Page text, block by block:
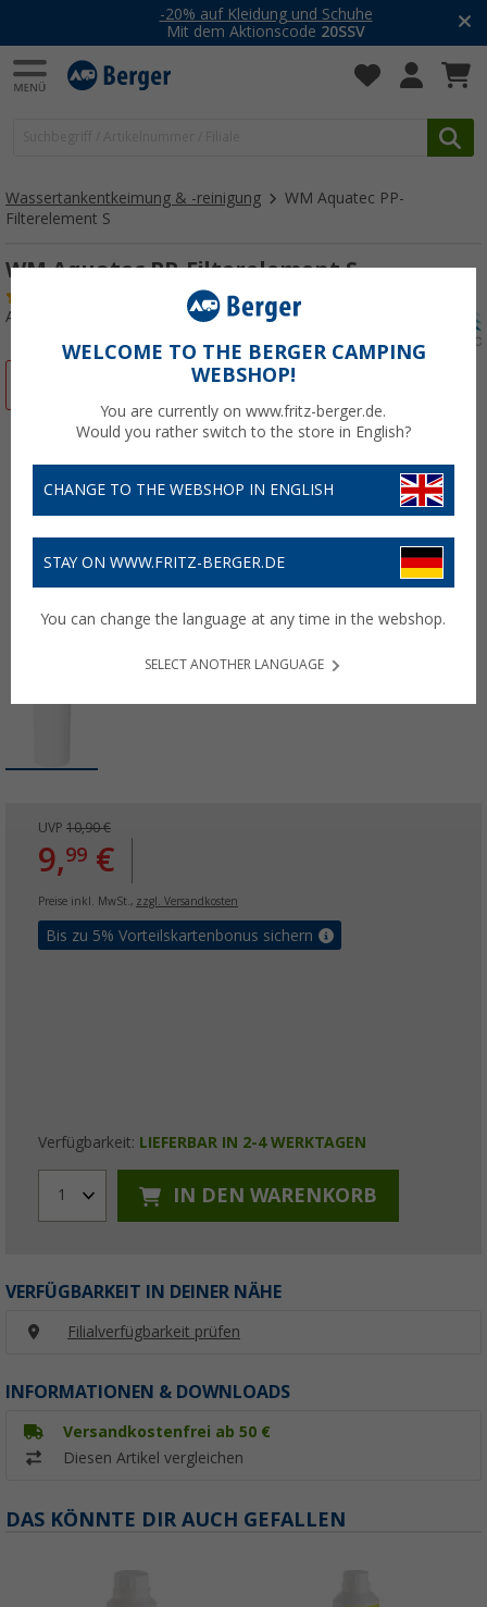
-20% auf Kleidung und Schuhe
Mit dem Aktionscode20SSV
Wassertankentkeimung & -reinigung
WM Aquatec PP-
Filterelement S
WM Aquatec PP-Filterelement S
Art.-Nr.: 277100
UVP 10,90 €
9,99 €
Preise inkl. MwSt., zzgl. Versandkosten
Bis zu 5% Vorteilskartenbonus sichern
Verfügbarkeit: LIEFERBAR IN 2-4 WERKTAGEN
1 IN DEN WARENKORB
VERFÜGBARKEIT IN DEINER NÄHE
Filialverfügbarkeit prüfen
INFORMATIONEN & DOWNLOADS
Versandkostenfrei ab 50 €
Diesen Artikel vergleichen
DAS KÖNNTE DIR AUCH GEFALLEN
WELCOME TO THE BERGER CAMPING
WEBSHOP!
You are currently on www.fritz-berger.de.
Would you rather switch to the store in English?
CHANGE TO THE WEBSHOP IN ENGLISH
STAY ON WWW.FRITZ-BERGER.DE
You can change the language at any time in the webshop.
SELECT ANOTHER LANGUAGE